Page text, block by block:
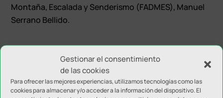
Gestionar el consentimiento
de las cookies
Para ofrecer las mejores experiencias, utilizamos tecnologías como las
cookies para almacenar y/o acceder a la información del dispositivo. El
Montaña, Escalada y Senderismo (FADMES), Manuel
Serrano Bellido.